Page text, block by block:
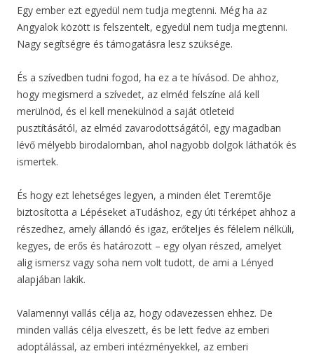
Egy ember ezt egyedül nem tudja megtenni. Még ha az
Angyalok között is felszentelt, egyedül nem tudja megtenni.
Nagy segítségre és támogatásra lesz szüksége.
És a szívedben tudni fogod, ha ez a te hívásod. De ahhoz,
hogy megismerd a szívedet, az elméd felszíne alá kell
merülnöd, és el kell menekülnöd a saját ötleteid
pusztításától, az elméd zavarodottságától, egy magadban
lévő mélyebb birodalomban, ahol nagyobb dolgok láthatók és
ismertek.
És hogy ezt lehetséges legyen, a minden élet Teremtője
biztosította a Lépéseket aTudáshoz, egy úti térképet ahhoz a
részedhez, amely állandó és igaz, erőteljes és félelem nélküli,
kegyes, de erős és határozott – egy olyan részed, amelyet
alig ismersz vagy soha nem volt tudott, de ami a Lényed
alapjában lakik.
Valamennyi vallás célja az, hogy odavezessen ehhez. De
minden vallás célja elveszett, és be lett fedve az emberi
adoptálással, az emberi intézményekkel, az emberi